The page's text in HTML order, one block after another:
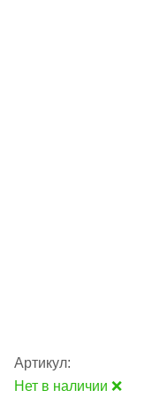
Артикул:
Нет в наличии ❌